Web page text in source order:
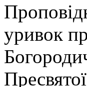
уривок